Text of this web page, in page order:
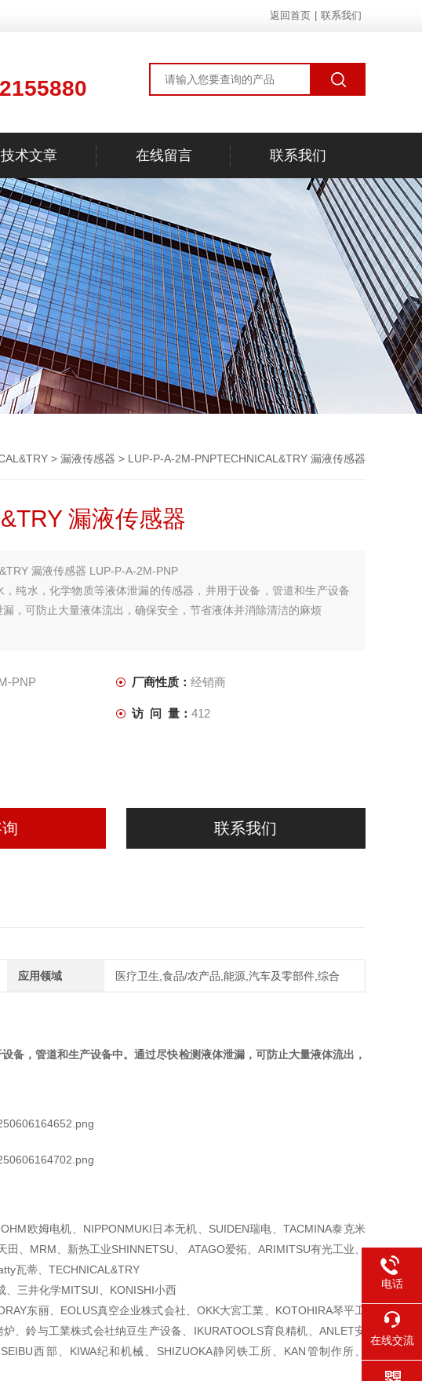
返回首页 联系我们
技术文章 在线留言 联系我们
> 漏液传感器 > LUP-P-A-2M-PNPTECHNICAL&TRY 漏液传感器
漏液传感器
漏液传感器 LUP-P-A-2M-PNP
纯水，化学物质等液体泄漏的传感器，并用于设备，管道和生产设备
，可防止大量液体流出，确保安全，节省液体并消除清洁的麻烦
PNP 厂商性质： 经销商
访 问 量： 412
联系我们
应用领域 医疗卫生,食品/农产品,能源,汽车及零部件,综合
备，管道和生产设备中。通过尽快检测液体泄漏，可防止大量液体流出，
欧姆电机、NIPPONMUKI日本无机、SUIDEN瑞电、TACMINA泰克米
、MRM、新热工业SHINNETSU、 ATAGO爱拓、ARIMITSU有光工业、
瓦蒂、TECHNICAL&TRY
、三井化学MITSUI、KONISHI小西
东丽、EOLUS真空企业株式会社、OKK大宮工業、KOTOHIRA琴平工
、鈴与工業株式会社纳豆生产设备、IKURATOOLS育良精机、ANLET安
西部、KIWA纪和机械、SHIZUOKA静冈铁工所、KAN管制作所、
电话
在线交流